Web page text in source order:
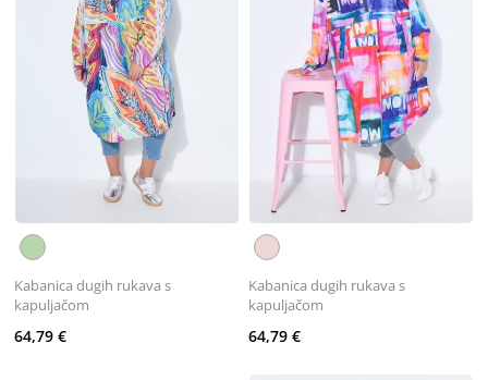
Kabanica dugih rukava s
kapuljačom
64,79 €
Kabanica dugih rukava s
kapuljačom
64,79 €